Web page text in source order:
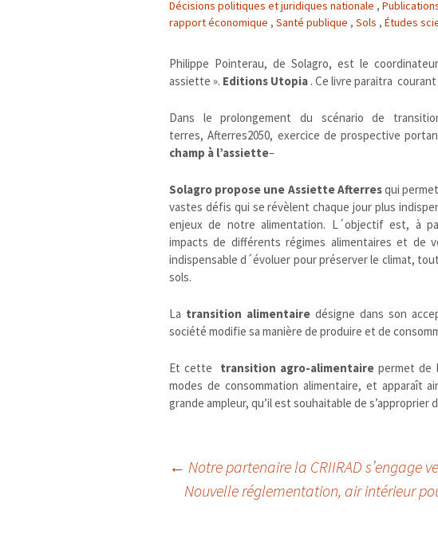
Déchets
Énergies
Études
offre de
Santé
Sols
Décisions politiques et juridiques nationale ,
rapport économique , Santé publique , Sols , Études
Philippe Pointerau, de Solagro, est le
assiette ». Editions Utopia . Ce livre paraitra courant
Dans le prolongement du scénario de
terres, Afterres2050, exercice de prospective
champ à l’assiette–
Solagro propose une Assiette Afterresqui
vastes défis qui se révèlent chaque jour plus
enjeux de notre alimentation. L´objectif est, à
impacts de différents régimes alimentaires et de
indispensable d´évoluer pour préserver le climat,
sols.
La transition alimentairedésigne dans son
société modifie sa manière de produire et de
Et cette transition agro-alimentaire permet de
modes de consommation alimentaire, et apparaît
grande ampleur, qu’il est souhaitable de
Navigation
← Notre partenaire la CRIIRAD s’engage
Nouvelle réglementation, air intérieur